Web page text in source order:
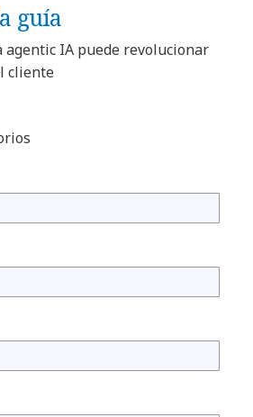
guía
agentic IA puede revolucionar
cliente